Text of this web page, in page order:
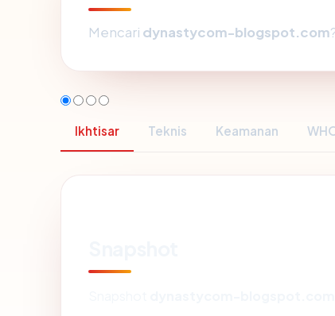
Mencari dynastycom-blogspot.com
Ikhtisar Teknis Keamanan